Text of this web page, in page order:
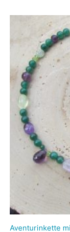
Aventurinkette